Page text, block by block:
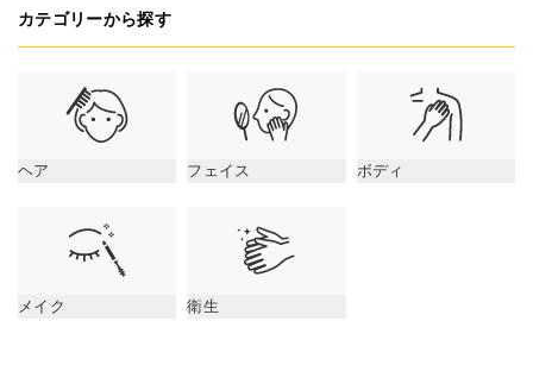
カテゴリーから探す
ヘア フェイス ボディ
メイク 衛生